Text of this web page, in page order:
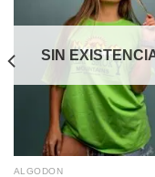
SIN
ALGODON